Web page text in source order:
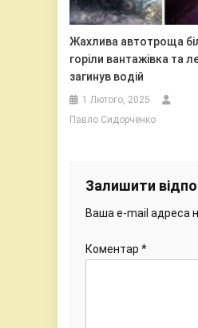
Жахлива автотроща
горіли вантажівка та
загинув водій
1 Лютого, 2025
Павло Сидорченко
Залишити
Ваша e-mail адреса
Коментар *